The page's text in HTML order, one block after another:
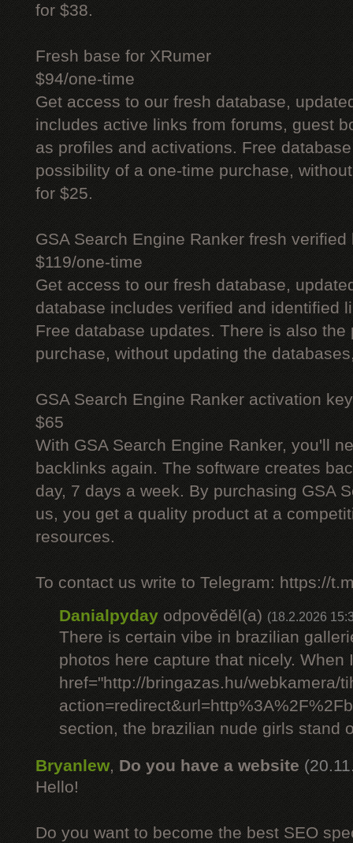
for $38.
Fresh base for XRumer
$94/one-time
Get access to our fresh database,
includes active links from forums, guest
as profiles and activations. Free
possibility of a one-time purchase,
for $25.
GSA Search Engine Ranker fresh verified
$119/one-time
Get access to our fresh database,
database includes verified and identified
Free database updates. There is also
purchase, without updating the
GSA Search Engine Ranker activation key
$65
With GSA Search Engine Ranker, you'll
backlinks again. The software creates
day, 7 days a week. By purchasing GSA
us, you get a quality product at a
resources.
To contact us write to Telegram: https://
Danialpyday odpověděl(a) (18.2.2026
There is certain vibe in brazilian
photos here capture that nicely. When
href="http://bringazas.hu/webkamera/
section, the brazilian nude girls stand
Bryanlew, Do you have a website
Hello!
Do you want to become the best SEO